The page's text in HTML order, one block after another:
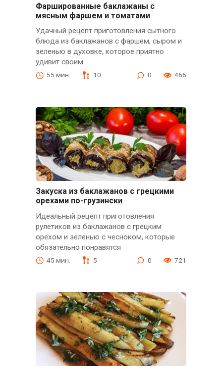
Фаршированные баклажаны с
мясным фаршем и томатами
Удачный рецепт приготовления сытного
блюда из баклажанов с фаршем, сыром и
зеленью в духовке, которое приятно
удивит своим
55 мин. 10 0 466
Закуска из баклажанов с грецкими
орехами по-грузински
Идеальный рецепт приготовления
рулетиков из баклажанов с грецким
орехом и зеленью с чесноком, которые
обязательно понравятся
45 мин. 5 0 721